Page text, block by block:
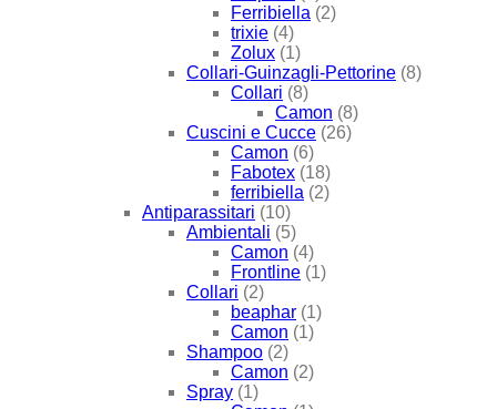
Ferribiella (2)
trixie (4)
Zolux (1)
Collari-Guinzagli-Pettorine (8)
Collari (8)
Camon (8)
Cuscini e Cucce (26)
Camon (6)
Fabotex (18)
ferribiella (2)
Antiparassitari (10)
Ambientali (5)
Camon (4)
Frontline (1)
Collari (2)
beaphar (1)
Camon (1)
Shampoo (2)
Camon (2)
Spray (1)